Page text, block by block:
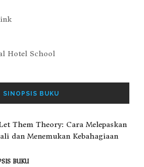
SINOPSIS BUKU
Them Theory: Cara Melepaskan
dan Menemukan Kebahagiaan
BUKU